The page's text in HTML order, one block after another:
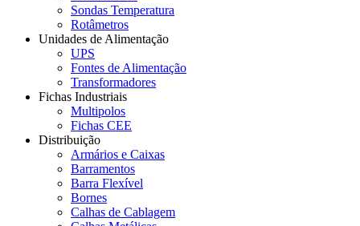
Sondas Temperatura
Rotâmetros
Unidades de Alimentação
UPS
Fontes de Alimentação
Transformadores
Fichas Industriais
Multipolos
Fichas CEE
Distribuição
Armários e Caixas
Barramentos
Barra Flexível
Bornes
Calhas de Cablagem